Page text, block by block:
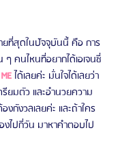
ยที่สุดในปัจจุบันนี้ คือ การ
ๆ คนไหนที่อยากได้เอเจนซี่
ได้เลยค่ะ มั่นใจได้เลยว่า
รียมตัว และอำนวยความ
งกังวลเลยค่ะ และถ้าใคร
งไปกี่วัน มาหาคำตอบไป